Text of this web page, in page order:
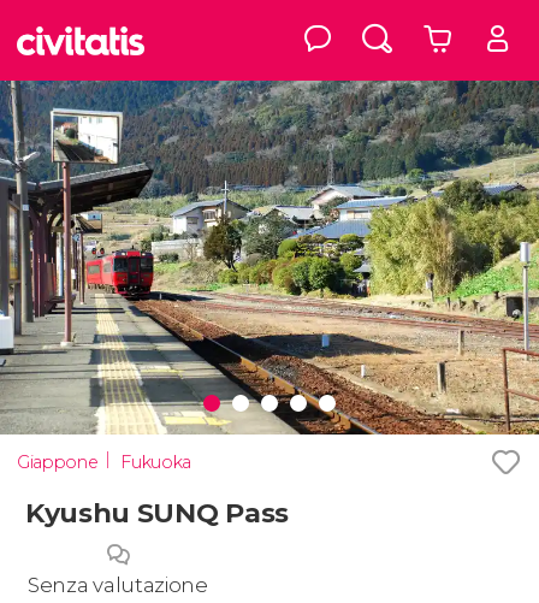
Giappone Fukuoka
Kyushu SUNQ Pass
Senza valutazione